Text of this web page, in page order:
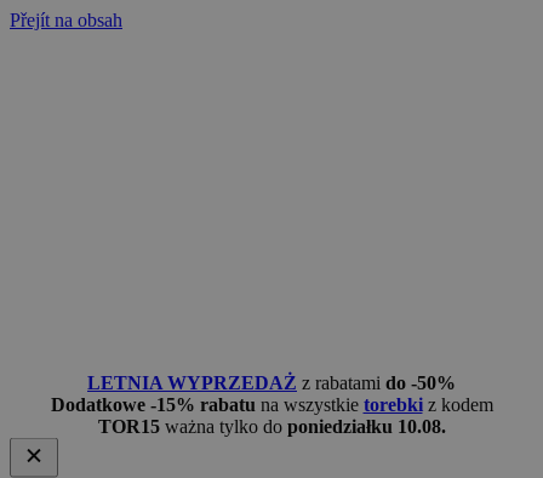
Přejít na obsah
LETNIA WYPRZEDAŻ z rabatami do -50%
Dodatkowe -15% rabatu na wszystkie torebkiz kodem
TOR15 ważna tylko do poniedziałku 10.08.